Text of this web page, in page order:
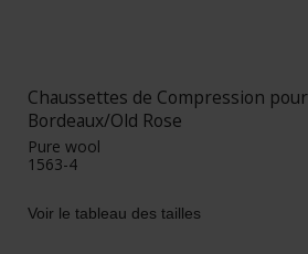
Chaussettes de Compression
Bordeaux/Old Rose
Pure wool
1563-4
Voir le tableau des tailles